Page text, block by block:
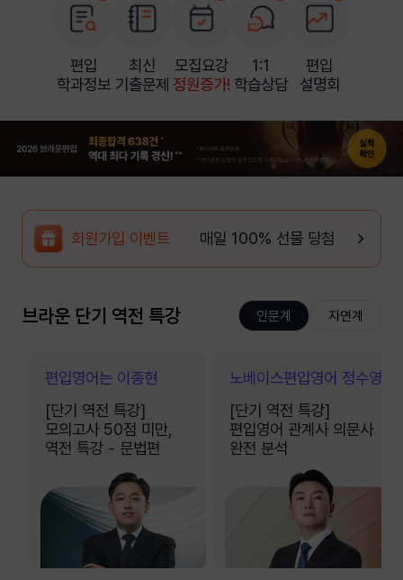
편입
학과정보
최신
기출문제
모집요강
정원증가!
1:1
학습상담
편입
설명회
회원가입 이벤트 매일 100% 선물 당첨
브라운 단기 역전 특강 인문계 자연계
편입영어는 이종현
[단기 역전 특강]
모의고사 50점 미만,
역전 특강 - 문법편
노베이스편입영어 정수영
[단기 역전 특강]
편입영어 관계사 의문사
완전 분석
자연계 편입영어 박찬솔
[단기 역전 특강] 11개
개념으로 완성하는
자연계 편입 문법
ClimaX 편입수학 최우진
[단기 역전 특강]
건국대 편입, 이거
하나로 끝냅니다